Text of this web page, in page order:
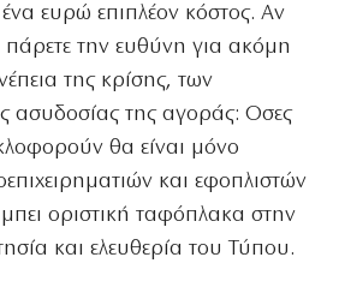
ευρώ επιπλέον κόστος. Αν
πάρετε την ευθύνη για ακόμη
της κρίσης, των
ασυδοσίας της αγοράς: Οσες
θα είναι μόνο
και εφοπλιστών
οριστική ταφόπλακα στην
και ελευθερία του Τύπου.